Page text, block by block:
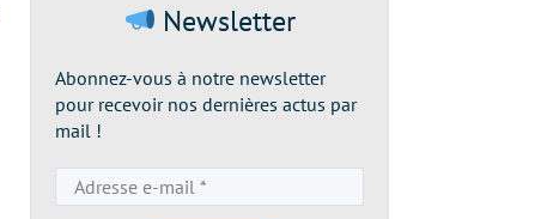
Newsletter
Abonnez-vous à notre newsletter
pour recevoir nos dernières actus par
mail !
e-